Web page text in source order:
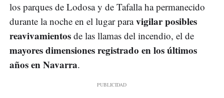
los parques de Lodosa y de Tafalla ha permanecido
durante la noche en el lugar paravigilar posibles
reavivamientos de las llamas del incendio, el de
mayores dimensiones registrado en los últimos
años en Navarra.